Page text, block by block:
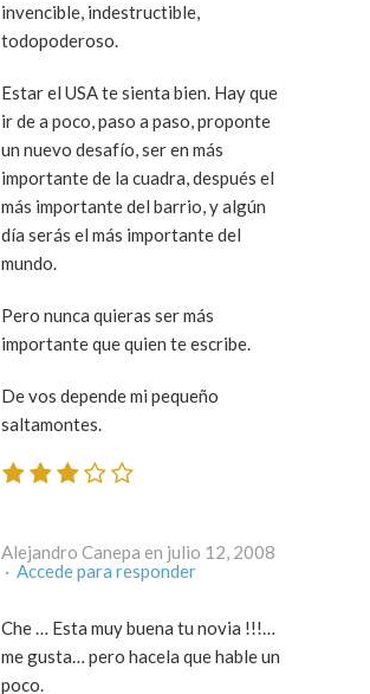
invencible, indestructible,
todopoderoso.
Estar el USA te sienta bien. Hay que
ir de a poco, paso a paso, proponte
un nuevo desafío, ser en más
importante de la cuadra, después el
más importante del barrio, y algún
día serás el más importante del
mundo.
Pero nunca quieras ser más
importante que quien te escribe.
De vos depende mi pequeño
saltamontes.
Alejandro Canepa en julio 12, 2008
· Accede para responder
Che … Esta muy buena tu novia !!!…
me gusta… pero hacela que hable un
poco.